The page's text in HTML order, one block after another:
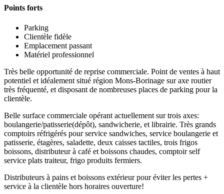
Points forts
Parking
Clientèle fidèle
Emplacement passant
Matériel professionnel
Très belle opportunité de reprise commerciale. Point de ventes à haut
potentiel et idéalement situé région Mons-Borinage sur axe routier
très fréquenté, et disposant de nombreuses places de parking pour la
clientèle.
Belle surface commerciale opérant actuellement sur trois axes:
boulangerie/patisserie(dépôt), sandwicherie, et librairie. Très grands
comptoirs réfrigérés pour service sandwiches, service boulangerie et
patisserie, étagères, saladette, deux caisses tactiles, trois frigos
boissons, distributeur à café et boissons chaudes, comptoir self
service plats traiteur, frigo produits fermiers.
Distributeurs à pains et boissons extérieur pour éviter les pertes +
service à la clientèle hors horaires ouverture!